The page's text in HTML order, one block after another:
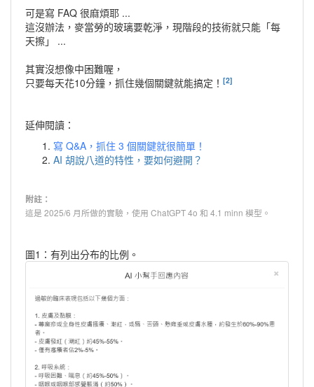
可是寫 FAQ 很麻煩耶 ...
這沒辦法，麥當勞的玻璃要乾淨，現階段的技術就只能「每
天擦」 ...
其實沒想像中困難喔，
只要每天花10分鐘，抓住幾個關鍵就能搞定！ [2]
延伸閱讀：
寫 Q&A，抓住 3 個關鍵就很簡單！
AI 胡說八道的特性，要如何避開？
附註：
這是 2025/6 月所做的實驗，使用 ChatGPT 4o 和 4.1 minn 模型。
圖1：有列出分布的比例。